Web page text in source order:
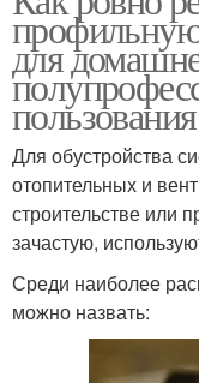
Круглая труба
Труба под
углами
для
пользования
Для обустройства
отопительных и
строительстве или
зачастую,
Среди наиболее
можно назвать: